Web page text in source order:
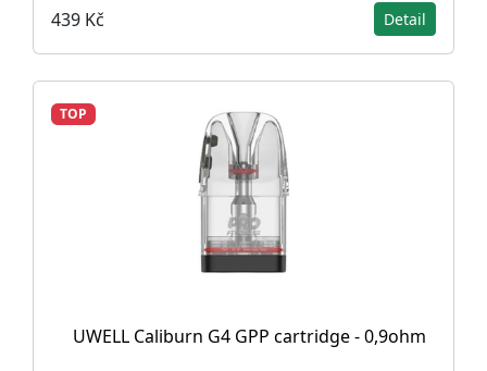
439 Kč Detail
TOP
UWELL Caliburn G4 GPP cartridge - 0,9ohm